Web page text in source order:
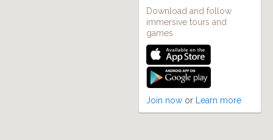
Download and follow
immersive tours and
games
Join now or Learn more